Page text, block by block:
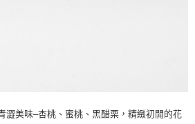
澀美味–杏桃、蜜桃、黑醋栗，精緻初開的花